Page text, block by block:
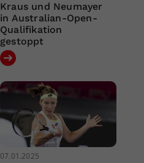
Kraus und Neumayer
in Australian-Open-
Qualifikation
gestoppt
07.01.2025